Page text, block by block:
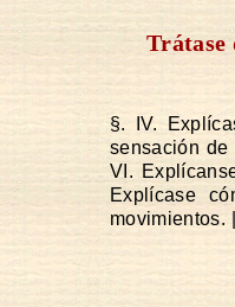
Trátase
§. IV.
sensación
VI.
Explícase
movimientos.